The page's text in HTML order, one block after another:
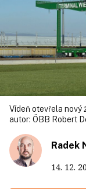
Vídeň otevřela nový
autor: ÖBB Robert
Radek
14. 12.